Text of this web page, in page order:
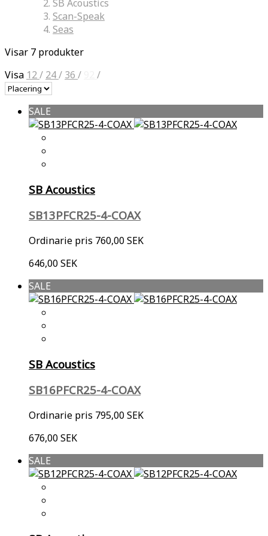
SB Acoustics
Scan-Speak
Seas
Visar 7 produkter
Visa 12/ 24/ 36 / /
SALE
SB Acoustics
SB13PFCR25-4-COAX
Ordinarie pris 760,00 SEK
646,00 SEK
SALE
SB Acoustics
SB16PFCR25-4-COAX
Ordinarie pris 795,00 SEK
676,00 SEK
SALE